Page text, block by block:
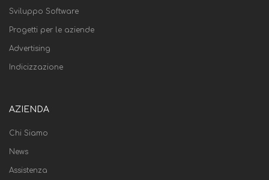
Sviluppo Software
Progetti per le aziende
Advertising
Indicizzazione
AZIENDA
Chi Siamo
News
Assistenza